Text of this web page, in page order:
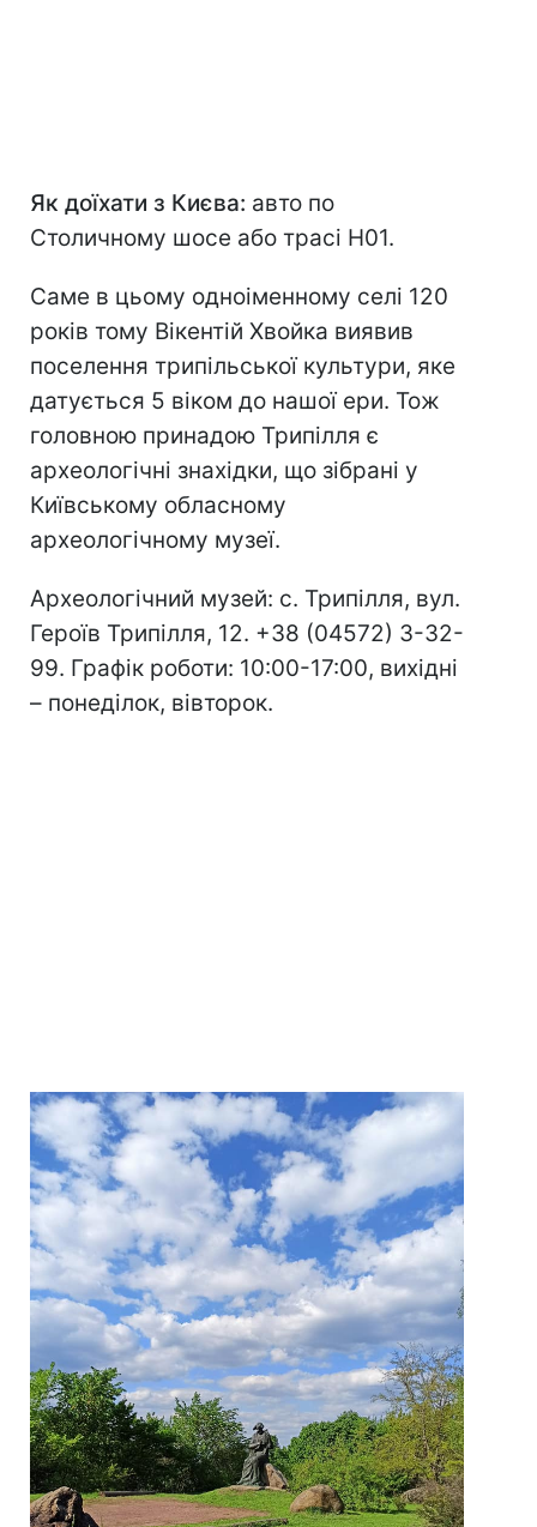
Як доїхати з Києва: авто по
Столичному шосе або трасі Н01.
Саме в цьому одноіменному селі 120
років тому Вікентій Хвойка виявив
поселення трипільської культури, яке
датується 5 віком до нашої ери. Тож
головною принадою Трипілля є
археологічні знахідки, що зібрані у
Київському обласному
археологічному музеї.
Археологічний музей: с. Трипілля, вул.
Героїв Трипілля, 12. +38 (04572) 3-32-
99. Графік роботи: 10:00-17:00, вихідні
– понеділок, вівторок.